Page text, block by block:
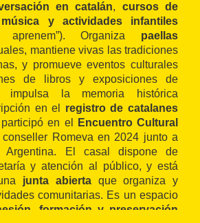
en catalán, cursos de
y actividades infantiles
aprenem”). Organiza paellas
mantiene vivas las tradiciones
y promueve eventos culturales
de libros y exposiciones de
impulsa la memoria histórica
en el registro de catalanes
en el
Encuentro Cultural
Romeva en 2024 junto a
Argentina. El casal dispone de
y atención al público, y está
junta abiertaque organiza y
comunitarias. Es un espacio
formación y preservación